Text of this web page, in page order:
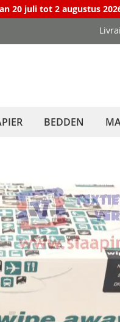
20 juli tot 2 augustus
BEDDEN